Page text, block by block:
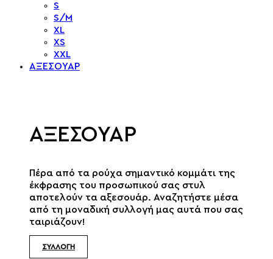
S
S/M
XL
XS
XXL
ΑΞΕΣΟΥΑΡ
ΑΞΕΣΟΥΑΡ
Πέρα από τα ρούχα σημαντικό κομμάτι της
έκφρασης του προσωπικού σας στυλ
αποτελούν τα αξεσουάρ. Αναζητήστε μέσα
από τη μοναδική συλλογή μας αυτά που σας
ταιριάζουν!
ΣΥΛΛΟΓΗ